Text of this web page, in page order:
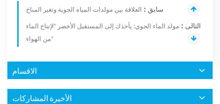
سابق : العلاقة بين مولدات المياه الجوية وتغير المناخ
التالى : مولد الماء الجوي: يأخذك إلى المستقبل الأخضر "لإنتاج الماء
من الهواء"
الاقسام
الأخيرة المشاركات